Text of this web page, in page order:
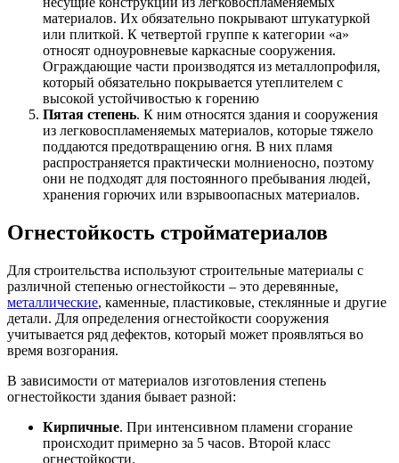
материалов. Их обязательно покрывают штукатуркой
или плиткой. К четвертой группе к категории «а»
относят одноуровневые каркасные сооружения.
Ограждающие части производятся из металлопрофиля,
который обязательно покрывается утеплителем с
высокой устойчивостью к горению
Пятая степень. К ним относятся здания и сооружения
из легковоспламеняемых материалов, которые тяжело
поддаются предотвращению огня. В них пламя
распространяется практически молниеносно, поэтому
они не подходят для постоянного пребывания людей,
хранения горючих или взрывоопасных материалов.
Огнестойкость стройматериалов
Для строительства используют строительные материалы с
различной степенью огнестойкости – это деревянные,
металлические, каменные, пластиковые, стеклянные и другие
детали. Для определения огнестойкости сооружения
учитывается ряд дефектов, который может проявляться во
время возгорания.
В зависимости от материалов изготовления степень
огнестойкости здания бывает разной:
Кирпичные. При интенсивном пламени сгорание
происходит примерно за 5 часов. Второй класс
огнестойкости.